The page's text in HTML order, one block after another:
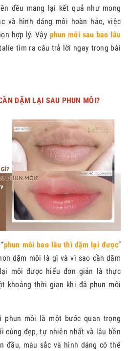
đều mang lại kết quả như mong
và hình dáng môi hoàn hảo, việc
hợp lý. Vậy phun môi sau bao lâu
tìm ra câu trả lời ngay trong bài
DẶM LẠI SAU PHUN MÔI?
phun môi bao lâu thì dặm lại được”
dặm môi là gì và vì sao cần dặm
môi được hiểu đơn giản là thực
khoảng thời gian khi đã phun môi
phun môi là một bước quan trọng
cùng đẹp, tự nhiên nhất và lâu bền
đầu, màu sắc và hình dáng có thể